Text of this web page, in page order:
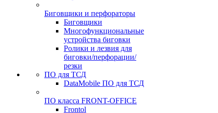
Биговщики и перфораторы
Биговщики
Многофункциональные
устройства биговки
Ролики и лезвия для
биговки/перфорации/
резки
ПО для ТСД
DataMobile ПО для ТСД
ПО класса FRONT-OFFICE
Frontol